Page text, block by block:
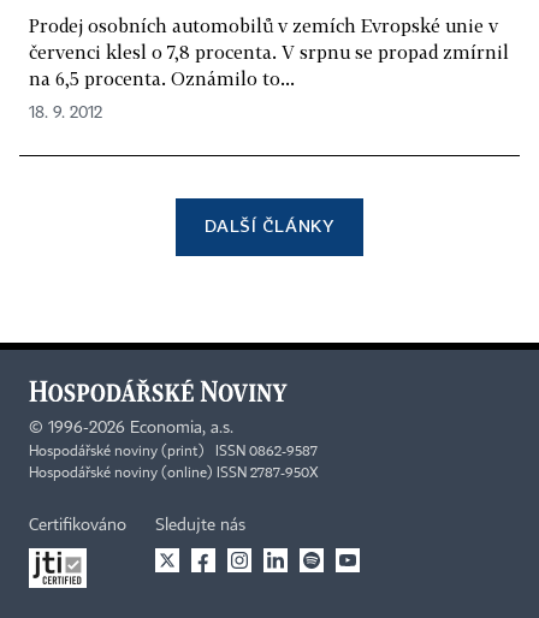
Prodej osobních automobilů v zemích Evropské unie v
červenci klesl o 7,8 procenta. V srpnu se propad zmírnil
na 6,5 procenta. Oznámilo to...
18. 9. 2012
DALŠÍ ČLÁNKY
© 1996-2026 Economia, a.s.
Hospodářské noviny (print) ISSN 0862-9587
Hospodářské noviny (online) ISSN 2787-950X
Certifikováno Sledujte nás